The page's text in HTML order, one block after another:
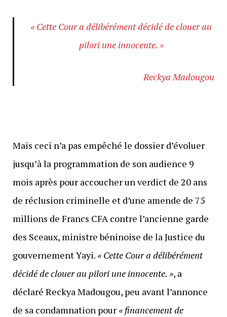
« Cette Cour a délibérément décidé de clouer au
pilori une innocente. »
Reckya Madougou
Mais ceci n’a pas empêché le dossier d’évoluer
jusqu’à la programmation de son audience 9
mois après pour accoucher un verdict de 20 ans
de réclusion criminelle et d’une amende de 75
millions de Francs CFA contre l’ancienne garde
des Sceaux, ministre béninoise de la Justice du
gouvernement Yayi. « Cette Cour a délibérément
décidé de clouer au pilori une innocente. », a
déclaré Reckya Madougou, peu avant l’annonce
de sa condamnation pour « financement de